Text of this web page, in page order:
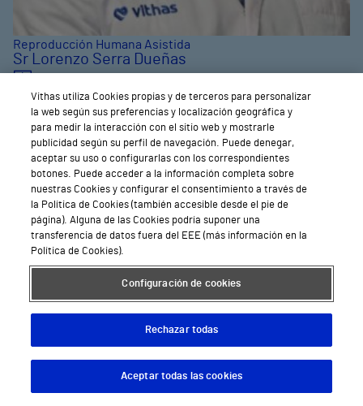
Reproducción Humana Asistida
Sr Lorenzo Serra Dueñas
Pide cita
Financiación
a tu medida
sin intereses. Porque el momento de
Vithas utiliza Cookies propias y de terceros para personalizar
la web según sus preferencias y localización geográfica y
para medir la interacción con el sitio web y mostrarle
publicidad según su perfil de navegación. Puede denegar,
aceptar su uso o configurarlas con los correspondientes
botones. Puede acceder a la información completa sobre
nuestras Cookies y configurar el consentimiento a través de
la Política de Cookies (también accesible desde el pie de
página). Alguna de las Cookies podría suponer una
transferencia de datos fuera del EEE (más información en la
Política de Cookies).
Configuración de cookies
Rechazar todas
Aceptar todas las cookies